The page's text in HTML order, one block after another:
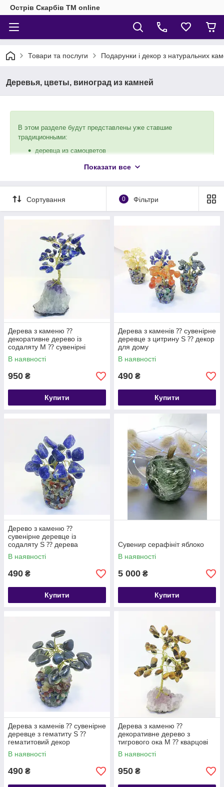
Острів Скарбів TM online
Товари та послуги Подарунки і декор з натуральних
Деревья, цветы, виноград из камней
В этом разделе будут представлены уже ставшие
традиционными:
деревца из самоцветов
виноградные грозди
такой простой предмет декора, сказать трудно,
зато полюбились эти деревья почти всем. Мы предлагаем
Показати все
Сортування 0 Фільтри
Дерева з каменю ⁇
декоративне дерево із
содаляту М ⁇ сувенірні
дерева
В наявності
950 ₴
Купити
Дерева з каменів ⁇ сувенірне
деревце з цитрину S ⁇ декор
для дому
В наявності
490 ₴
Купити
Дерево з каменю ⁇
сувенірне деревце із
содаляту S ⁇ дерева
декоративні
В наявності
490 ₴
Купити
Сувенир серафініт яблоко
В наявності
5 000 ₴
Купити
Дерева з каменів ⁇ сувенірне
деревце з гематиту S ⁇
гематитовий декор
В наявності
490 ₴
Дерева з каменю ⁇
декоративне дерево з
тигрового ока М ⁇ кварцові
дерева
В наявності
950 ₴